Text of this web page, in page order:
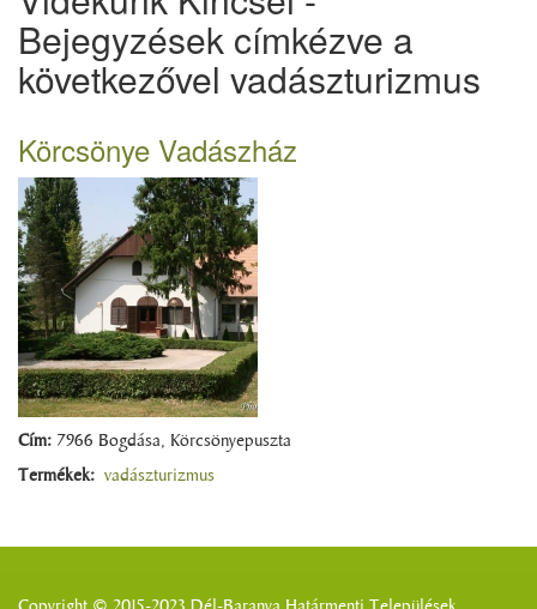
Bejegyzések címkézve a
következővel vadászturizmus
Körcsönye Vadászház
Cím: 7966 Bogdása, Körcsönyepuszta
Termékek: vadászturizmus